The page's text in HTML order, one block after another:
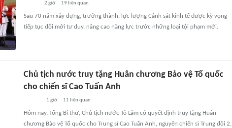
2 giờ 19 liên quan
Sau 70 năm xây dựng, trưởng thành, lực lượng Cảnh sát kinh tế được kỳ vọng
tiếp tục đổi mới tư duy, nâng cao năng lực trước những loại tội phạm mới.
Chủ tịch nước truy tặng Huân chương Bảo vệ Tổ quốc
cho chiến sĩ Cao Tuấn Anh
1 giờ 11 liên quan
Hôm nay, Tổng Bí thư, Chủ tịch nước Tô Lâm có quyết định truy tặng Huân
chương Bảo vệ Tổ quốc cho Trung sĩ Cao Tuấn Anh, nguyên chiến sĩ Trung đội 2,